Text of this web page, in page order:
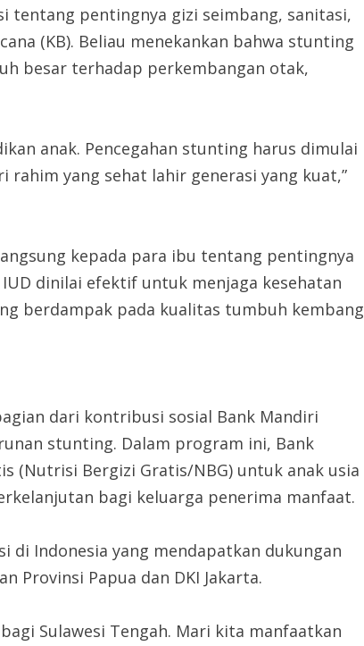
tentang pentingnya gizi seimbang, sanitasi,
(KB). Beliau menekankan bahwa stunting
besar terhadap perkembangan otak,
anak. Pencegahan stunting harus dimulai
rahim yang sehat lahir generasi yang kuat,”
kepada para ibu tentang pentingnya
dinilai efektif untuk menjaga kesehatan
berdampak pada kualitas tumbuh kembang
dari kontribusi sosial Bank Mandiri
stunting. Dalam program ini, Bank
(Nutrisi Bergizi Gratis/NBG) untuk anak usia
bagi keluarga penerima manfaat.
di Indonesia yang mendapatkan dukungan
Provinsi Papua dan DKI Jakarta.
Sulawesi Tengah. Mari kita manfaatkan